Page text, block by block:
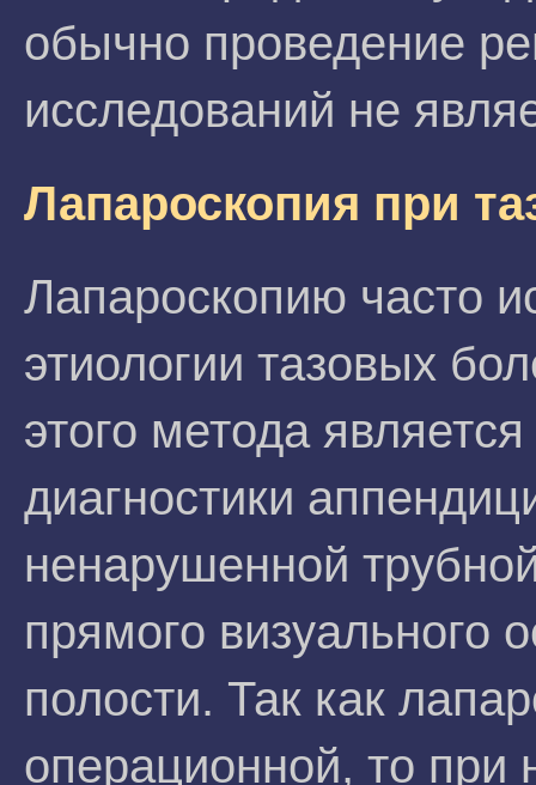
обычно проведение
исследований не
Лапароскопия при
Лапароскопию часто
этиологии тазовых
этого метода
диагностики
ненарушенной
прямого визуального
полости. Так как
операционной, то при